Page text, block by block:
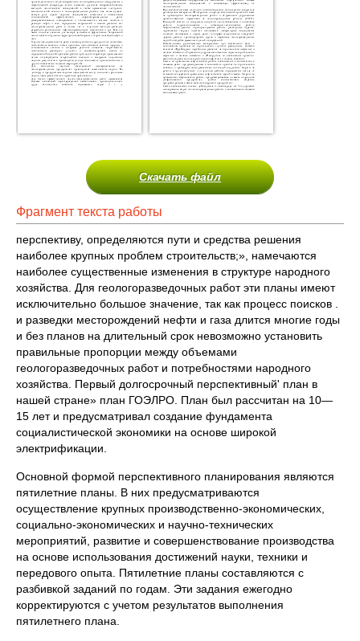
Скачать файл
Фрагмент текста работы
перспективу, определяются пути и средства решения
наиболее крупных проблем строитель­ств;», намечаются
наиболее существенные изменения в структуре народного
хозяйства. Для геологоразведочных работ эти планы имеют
исключительно большое значение, так как процесс поисков .
и разведки месторождений нефти и газа длится многие годы
и без планов на длительный срок невозможно установить
правильные пропорции между объемами
геологоразведочных работ и потребно­стями народного
хозяйства. Первый долгосрочный перспективный' план в
нашей стране» план ГОЭЛРО. План был рассчитан на 10—
15 лет и преду­сматривал создание фундамента
социалистической экономики на основе широкой
электрификации.
Основной формой перспективного планирования являются
пяти­летние планы. В них предусматриваются
осуществление крупных производственно-экономических,
социально-экономических и научно-технических
мероприятий, развитие и совершенствование производ­ства
на основе использования достижений науки, техники и
передо­вого опыта. Пятилетние планы составляются с
разбивкой заданий по годам. Эти задания ежегодно
корректируются с учетом резуль­татов выполнения
пятилетнего плана.